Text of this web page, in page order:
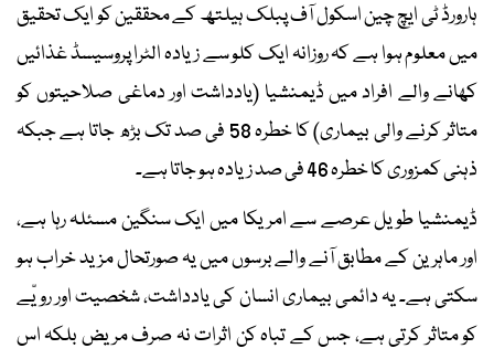
ہارورڈ ٹی ایچ چین اسکول آف پبلک ہیلتھ کے محققین کو ایک تحقیق
میں معلوم ہوا ہے کہ روزانہ ایک کلو سے زیادہ الٹرا پروسیسڈ غذائیں
کھانے والے افراد میں ڈیمنشیا (یادداشت اور دماغی صلاحیتوں کو
متاثر کرنے والی بیماری) کا خطرہ 58 فی صد تک بڑھ جاتا ہے جبکہ
ذہنی کمزوری کا خطرہ 46 فی صد زیادہ ہو جاتا ہے۔
ڈیمنشیا طویل عرصے سے امریکا میں ایک سنگین مسئلہ رہا ہے،
اور ماہرین کے مطابق آنے والے برسوں میں یہ صورتحال مزید خراب ہو
سکتی ہے۔ یہ دائمی بیماری انسان کی یادداشت، شخصیت اور رویّے
کو متاثر کرتی ہے، جس کے تباہ کن اثرات نہ صرف مریض بلکہ اس